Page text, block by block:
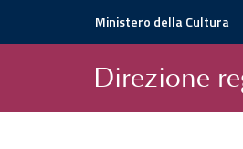
Ministero della Cultura
Direzione r